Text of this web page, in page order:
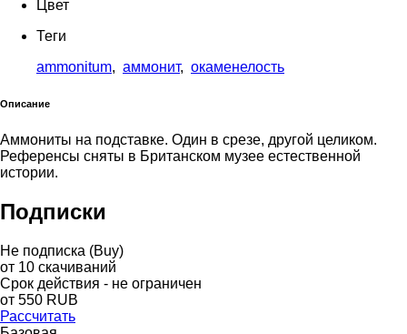
Цвет
Теги
ammonitum, аммонит, окаменелость
Описание
Аммониты на подставке. Один в срезе, другой целиком.
Референсы сняты в Британском музее естественной
истории.
Подписки
Не подписка (Buy)
от 10 скачиваний
Срок действия - не ограничен
от 550 RUB
Рассчитать